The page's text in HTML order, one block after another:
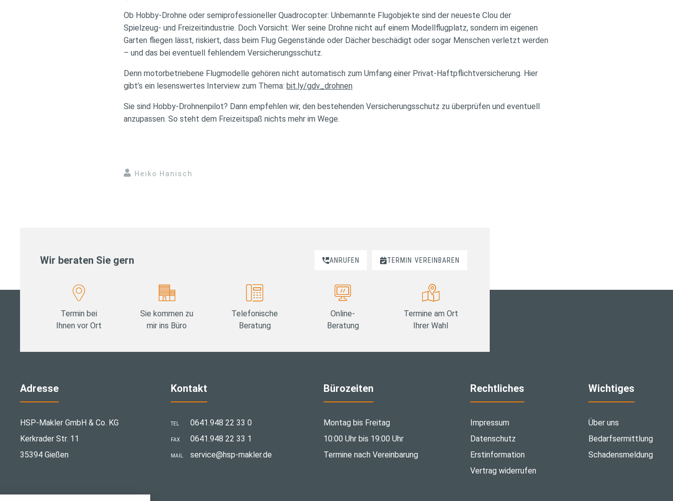
Ob Hobby-Drohne oder semiprofessioneller Quadrocopter: Unbemannte Flugobjekte sind der neueste Clou der
Spielzeug- und Freizeitindustrie. Doch Vorsicht: Wer seine Drohne nicht auf einem Modellflugplatz, sondern im eigenen
Garten fliegen lässt, riskiert, dass beim Flug Gegenstände oder Dächer beschädigt oder sogar Menschen verletzt werden
– und das bei eventuell fehlendem Versicherungsschutz.
Denn motorbetriebene Flugmodelle gehören nicht automatisch zum Umfang einer Privat-Haftpflichtversicherung. Hier
gibt’s ein lesenswertes Interview zum Thema: bit.ly/gdv_drohnen
Sie sind Hobby-Drohnenpilot? Dann empfehlen wir, den bestehenden Versicherungsschutz zu überprüfen und eventuell
anzupassen. So steht dem Freizeitspaß nichts mehr im Wege.
Heiko Hanisch
Wir beraten Sie gern ANRUFEN TERMIN VEREINBAREN
Termin bei
Ihnen vor Ort
Sie kommen zu
mir ins Büro
Telefonische
Beratung
Online-
Beratung
Termine am Ort
Ihrer Wahl
Adresse
HSP-Makler GmbH & Co. KG
Kerkrader Str. 11
35394 Gießen
Kontakt
TEL 0641.948 22 33 0
FAX 0641.948 22 33 1
MAIL ­service@hsp-makler.de
Bürozeiten
Montag bis Freitag
10:00 Uhr bis 19:00 Uhr
Termine nach Vereinbarung
Rechtliches
Impressum
Datenschutz
Erstinformation
Vertrag widerrufen
Wichtiges
Über uns
Bedarfsermittlung
Schadensmeldung